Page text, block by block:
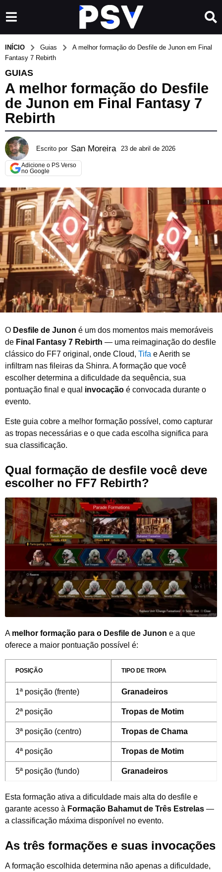
INÍCIO Guias
A melhor formação do Desfile de Junon em Final
Fantasy 7 Rebirth
GUIAS
A melhor formação do Desfile
de Junon em Final Fantasy 7
Rebirth
Escrito por San Moreira 23 de abril de 2026
g
s
t
o
d
e
2
0
2
6
Adicione o PS Verso
no Google
O Desfile de Junon é um dos momentos mais memoráveis
de Final Fantasy 7 Rebirth — uma reimaginação do desfile
clássico do FF7 original, onde Cloud, Tifa e Aerith se
infiltram nas fileiras da Shinra. A formação que você
escolher determina a dificuldade da sequência, sua
pontuação final e qual invocação é convocada durante o
evento.
Este guia cobre a melhor formação possível, como capturar
as tropas necessárias e o que cada escolha significa para
sua classificação.
Qual formação de desfile você deve
escolher no FF7 Rebirth?
A melhor formação para o Desfile de Junon e a que
oferece a maior pontuação possível é:
POSIÇÃO TIPO DE TROPA
1ª posição (frente) Granadeiros
2ª posição Tropas de Motim
3ª posição (centro) Tropas de Chama
4ª posição Tropas de Motim
5ª posição (fundo) Granadeiros
Esta formação ativa a dificuldade mais alta do desfile e
garante acesso à Formação Bahamut de Três Estrelas —
a classificação máxima disponível no evento.
As três formações e suas invocações
A formação escolhida determina não apenas a dificuldade,